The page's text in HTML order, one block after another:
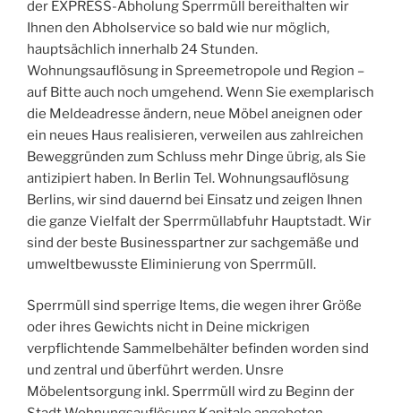
der EXPRESS-Abholung Sperrmüll bereithalten wir
Ihnen den Abholservice so bald wie nur möglich,
hauptsächlich innerhalb 24 Stunden.
Wohnungsauflösung in Spreemetropole und Region –
auf Bitte auch noch umgehend. Wenn Sie exemplarisch
die Meldeadresse ändern, neue Möbel aneignen oder
ein neues Haus realisieren, verweilen aus zahlreichen
Beweggründen zum Schluss mehr Dinge übrig, als Sie
antizipiert haben. In Berlin Tel. Wohnungsauflösung
Berlins, wir sind dauernd bei Einsatz und zeigen Ihnen
die ganze Vielfalt der Sperrmüllabfuhr Hauptstadt. Wir
sind der beste Businesspartner zur sachgemäße und
umweltbewusste Eliminierung von Sperrmüll.
Sperrmüll sind sperrige Items, die wegen ihrer Größe
oder ihres Gewichts nicht in Deine mickrigen
verpflichtende Sammelbehälter befinden worden sind
und zentral und überführt werden. Unsre
Möbelentsorgung inkl. Sperrmüll wird zu Beginn der